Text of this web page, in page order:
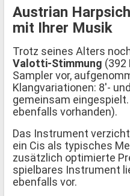
Austrian
mit Ihrer Musik
Trotz seines Alters
Valotti-Stimmung (392
Sampler vor,
Klangvariationen: 8'-
gemeinsam
ebenfalls vorhanden).
Das Instrument
ein Cis als typisches
zusätzlich optimierte
spielbares Instrument
ebenfalls vor.